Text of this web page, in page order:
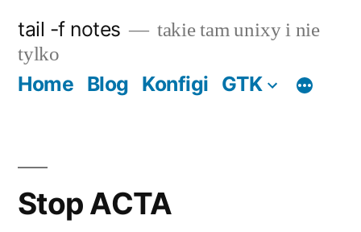
content
tail -f notes
takie tam unixy i nie
tylko
Home Blog Konfigi GTK
Stop ACTA